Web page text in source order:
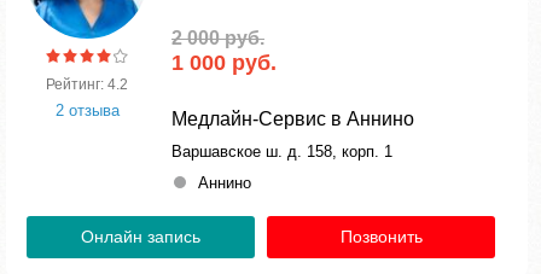
Рейтинг: 4.2
2 отзыва
2 000 руб.
1 000 руб.
Медлайн-Сервис в Аннино
Варшавское ш. д. 158, корп. 1
Аннино
Онлайн запись Позвонить